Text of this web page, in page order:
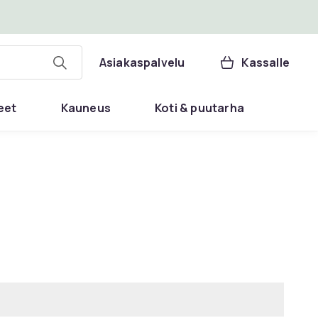
Asiakaspalvelu Kassalle
Kauneus Koti & puutarha